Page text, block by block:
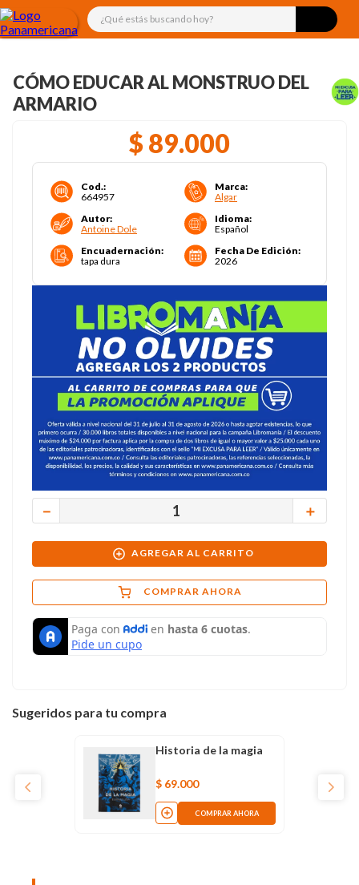
¿Qué estás buscando hoy?
CÓMO EDUCAR AL MONSTRUO DEL
ARMARIO
$ 89.000
Cod.:
664957
Marca:
Algar
Autor:
Antoine Dole
Idioma:
Español
Encuadernación:
tapa dura
Fecha De Edición:
2026
＋
－
AGREGAR AL CARRITO
COMPRAR AHORA
Sugeridos para tu compra
Historia de la magia
$ 69.000
COMPRAR AHORA